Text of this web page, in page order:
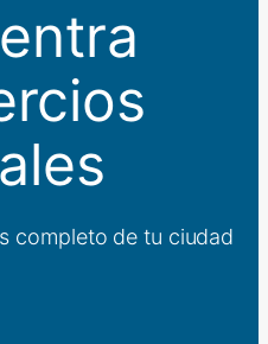
completo de tu ciudad